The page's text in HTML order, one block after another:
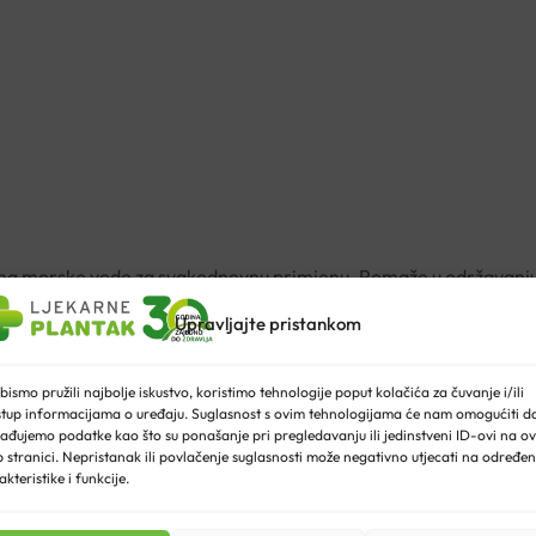
Upravljajte pristankom
pružili najbolje iskustvo, koristimo tehnologije poput kolačića za čuvanje i/ili
informacijama o uređaju. Suglasnost s ovim tehnologijama će nam omogućiti
podatke kao što su ponašanje pri pregledavanju ili jedinstveni ID-ovi na
stranici. Nepristanak ili povlačenje suglasnosti može negativno utjecati na
i funkcije.
morske vode za svakodnevnu primjenu. Pomaže u
pogodna je za svakodnevnu higijenu nosa i općenito kod